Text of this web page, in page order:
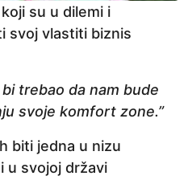
su u dilemi i
svoj vlastiti biznis
trebao da nam bude
svoje komfort zone.”
biti jedna u nizu
u svojoj državi